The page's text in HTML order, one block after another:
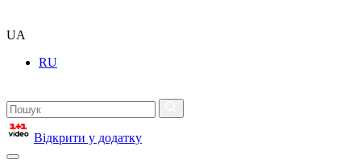
UA
RU
Відкрити у додатку